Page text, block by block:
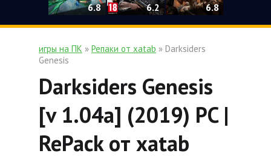
6.8 6.2 6.8
игры на ПК » Репаки от xatab » Darksiders
Genesis
Darksiders Genesis
[v 1.04a] (2019) PC |
RePack от xatab